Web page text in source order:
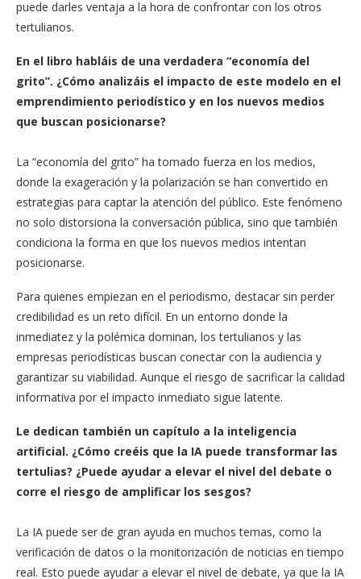
puede darles ventaja a la hora de confrontar con los otros
tertulianos.
En el libro habláis de una verdadera “economía del
grito”. ¿Cómo analizáis el impacto de este modelo en el
emprendimiento periodístico y en los nuevos medios
que buscan posicionarse?
La “economía del grito” ha tomado fuerza en los medios,
donde la exageración y la polarización se han convertido en
estrategias para captar la atención del público. Este fenómeno
no solo distorsiona la conversación pública, sino que también
condiciona la forma en que los nuevos medios intentan
posicionarse.
Para quienes empiezan en el periodismo, destacar sin perder
credibilidad es un reto difícil. En un entorno donde la
inmediatez y la polémica dominan, los tertulianos y las
empresas periodísticas buscan conectar con la audiencia y
garantizar su viabilidad. Aunque el riesgo de sacrificar la calidad
informativa por el impacto inmediato sigue latente.
Le dedican también un capítulo a la inteligencia
artificial. ¿Cómo creéis que la IA puede transformar las
tertulias? ¿Puede ayudar a elevar el nivel del debate o
corre el riesgo de amplificar los sesgos?
La IA puede ser de gran ayuda en muchos temas, como la
verificación de datos o la monitorización de noticias en tiempo
real. Esto puede ayudar a elevar el nivel de debate, ya que la IA